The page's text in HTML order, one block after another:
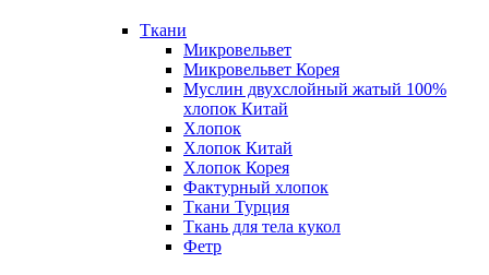
Ткани
Микровельвет
Микровельвет Корея
Муслин двухслойный жатый 100%
хлопок Китай
Хлопок
Хлопок Китай
Хлопок Корея
Фактурный хлопок
Ткани Турция
Ткань для тела кукол
Фетр